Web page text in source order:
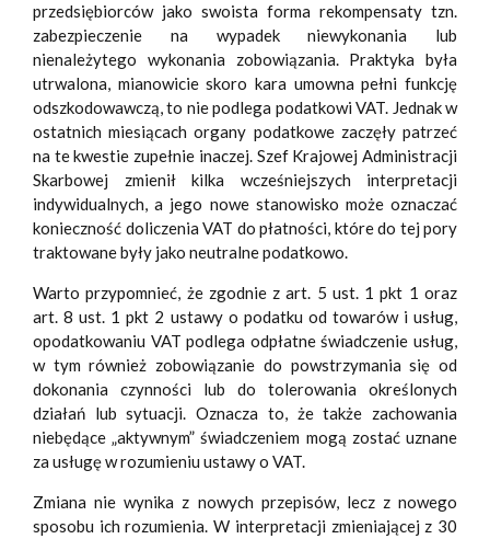
przedsiębiorców jako swoista forma rekompensaty tzn.
zabezpieczenie na wypadek niewykonania lub
nienależytego wykonania zobowiązania. Praktyka była
utrwalona, mianowicie skoro kara umowna pełni funkcję
odszkodowawczą, to nie podlega podatkowi VAT. Jednak w
ostatnich miesiącach organy podatkowe zaczęły patrzeć
na te kwestie zupełnie inaczej. Szef Krajowej Administracji
Skarbowej zmienił kilka wcześniejszych interpretacji
indywidualnych, a jego nowe stanowisko może oznaczać
konieczność doliczenia VAT do płatności, które do tej pory
traktowane były jako neutralne podatkowo.
Warto przypomnieć, że zgodnie z art. 5 ust. 1 pkt 1 oraz
art. 8 ust. 1 pkt 2 ustawy o podatku od towarów i usług,
opodatkowaniu VAT podlega odpłatne świadczenie usług,
w tym również zobowiązanie do powstrzymania się od
dokonania czynności lub do tolerowania określonych
działań lub sytuacji. Oznacza to, że także zachowania
niebędące „aktywnym” świadczeniem mogą zostać uznane
za usługę w rozumieniu ustawy o VAT.
Zmiana nie wynika z nowych przepisów, lecz z nowego
sposobu ich rozumienia. W interpretacji zmieniającej z 30